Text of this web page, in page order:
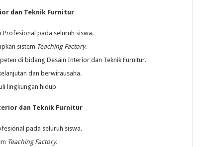
dan Teknik Furnitur
pada seluruh siswa.
sistem Teaching Factory.
di bidang Desain Interior dan Teknik Furnitur.
dan berwirausaha.
lingkungan hidup
dan Teknik Furnitur
pada seluruh siswa.
Teaching Factory.